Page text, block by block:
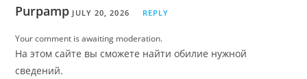
Purpamp JULY 20, 2026 REPLY
Your comment is awaiting moderation.
На этом сайте вы сможете найти обилие нужной
сведений.